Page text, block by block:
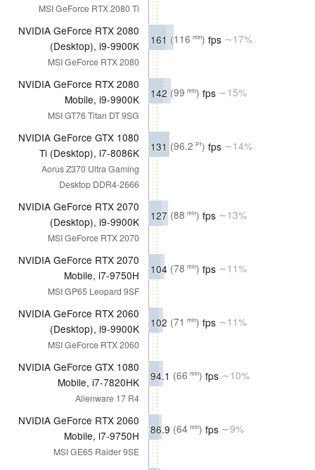
MSI GeForce RTX 2080 Ti
NVIDIA GeForce RTX 2080
(Desktop), i9-9900K
MSI GeForce RTX 2080
161(116 min) fps ∼17%
NVIDIA GeForce RTX 2080
Mobile, i9-9900K
MSI GT76 Titan DT 9SG
142(99 min) fps ∼15%
NVIDIA GeForce GTX 1080
Ti (Desktop), i7-8086K
Aorus Z370 Ultra Gaming
Desktop DDR4-2666
131 (96.2 P1) fps ∼14%
NVIDIA GeForce RTX 2070
(Desktop), i9-9900K
MSI GeForce RTX 2070
127 (88 min) fps ∼13%
NVIDIA GeForce RTX 2070
Mobile, i7-9750H
MSI GP65 Leopard 9SF
104 (78 min) fps ∼11%
NVIDIA GeForce RTX 2060
(Desktop), i9-9900K
MSI GeForce RTX 2060
102 (71 min) fps ∼11%
NVIDIA GeForce GTX 1080
Mobile, i7-7820HK
Alienware 17 R4
94.1 (66 min) fps ∼10%
NVIDIA GeForce RTX 2060
Mobile, i7-9750H
MSI GE65 Raider 9SE
86.9 (64 min) fps ∼9%